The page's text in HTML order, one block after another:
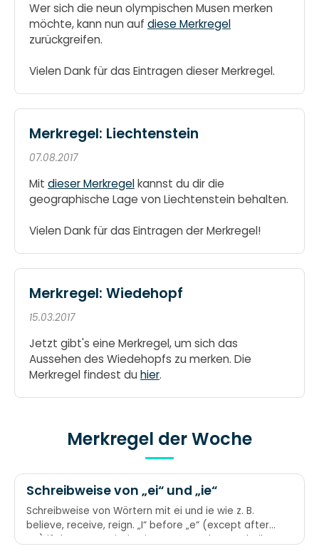
Wer sich die neun olympischen Musen merken
möchte, kann nun auf diese Merkregel
zurückgreifen.
Vielen Dank für das Eintragen dieser Merkregel.
Merkregel: Liechtenstein
07.08.2017
Mit dieser Merkregelkannst du dir die
geographische Lage von Liechtenstein behalten.
Vielen Dank für das Eintragen der Merkregel!
Merkregel: Wiedehopf
15.03.2017
Jetzt gibt's eine Merkregel, um sich das
Aussehen des Wiedehopfs zu merken. Die
Merkregel findest du hier.
Merkregel der Woche
Schreibweise von „ei“ und „ie“
Schreibweise von Wörtern mit ei und ie wie z. B.
believe, receive, reign. „I“ before „e“ (except after
„c“) if the pronunciation is „ee“. Ausnahmen: Sheila,